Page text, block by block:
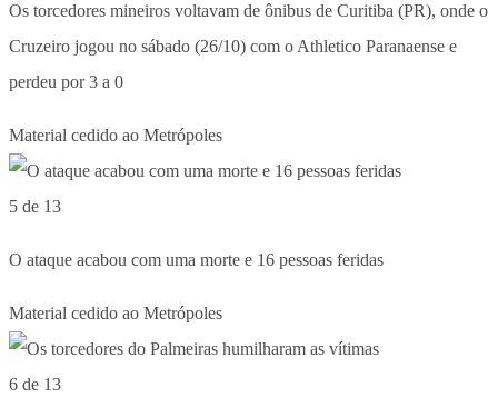
Os torcedores mineiros voltavam de ônibus de Curitiba (PR), onde o
Cruzeiro jogou no sábado (26/10) com o Athletico Paranaense e
perdeu por 3 a 0
Material cedido ao Metrópoles
5 de 13
O ataque acabou com uma morte e 16 pessoas feridas
Material cedido ao Metrópoles
6 de 13